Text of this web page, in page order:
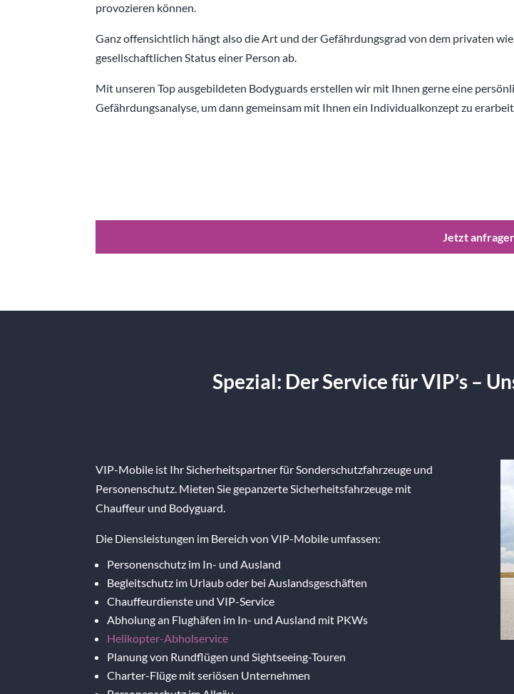
provozieren können.
Ganz offensichtlich hängt also die Art und der Gefährdungsgrad von dem privaten
gesellschaftlichen Status einer Person ab.
Mit unseren Top ausgebildeten Bodyguards erstellen wir mit Ihnen gerne eine
Gefährdungsanalyse, um dann gemeinsam mit Ihnen ein Individualkonzept zu
Jetzt
Spezial: Der Service für VIP’s –
VIP-Mobile ist Ihr Sicherheitspartner für Sonderschutzfahrzeuge und
Personenschutz. Mieten Sie gepanzerte Sicherheitsfahrzeuge mit
Chauffeur und Bodyguard.
Die Diensleistungen im Bereich von VIP-Mobile umfassen:
Personenschutz im In- und Ausland
Begleitschutz im Urlaub oder bei Auslandsgeschäften
Chauffeurdienste und VIP-Service
Abholung an Flughäfen im In- und Ausland mit PKWs
Helikopter-Abholservice
Planung von Rundflügen und Sightseeing-Touren
Charter-Flüge mit seriösen Unternehmen